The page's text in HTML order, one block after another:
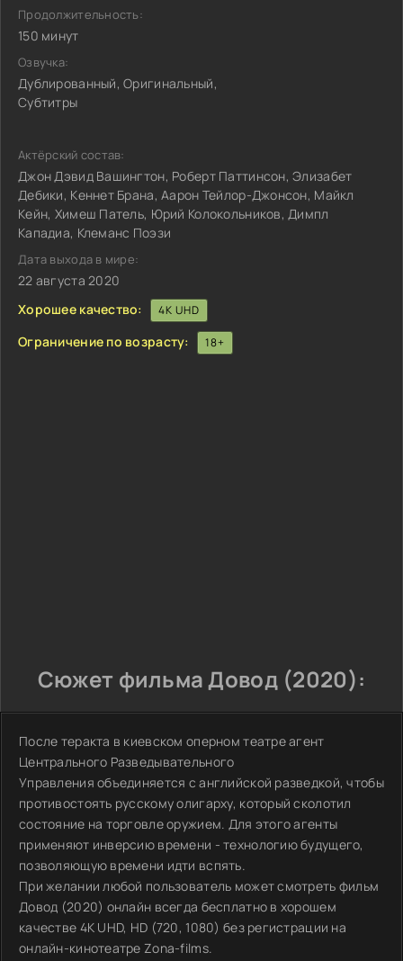
Продолжительность:
150 минут
Озвучка:
Дублированный, Оригинальный,
Субтитры
Актёрский состав:
Джон Дэвид Вашингтон, Роберт Паттинсон, Элизабет
Дебики, Кеннет Брана, Аарон Тейлор-Джонсон, Майкл
Кейн, Химеш Патель, Юрий Колокольников, Димпл
Кападиа, Клеманс Поэзи
Дата выхода в мире:
22 августа 2020
Хорошее качество:
4K UHD
Ограничение по возрасту: 18+
Сюжет фильма Довод (2020):
После теракта в киевском оперном театре агент
Центрального Разведывательного
Управления объединяется с английской разведкой, чтобы
противостоять русскому олигарху, который сколотил
состояние на торговле оружием. Для этого агенты
применяют инверсию времени - технологию будущего,
позволяющую времени идти вспять.
При желании любой пользователь может смотреть фильм
Довод (2020) онлайн всегда бесплатно в хорошем
качестве 4K UHD, HD (720, 1080) без регистрации на
онлайн-кинотеатре Zona-films.